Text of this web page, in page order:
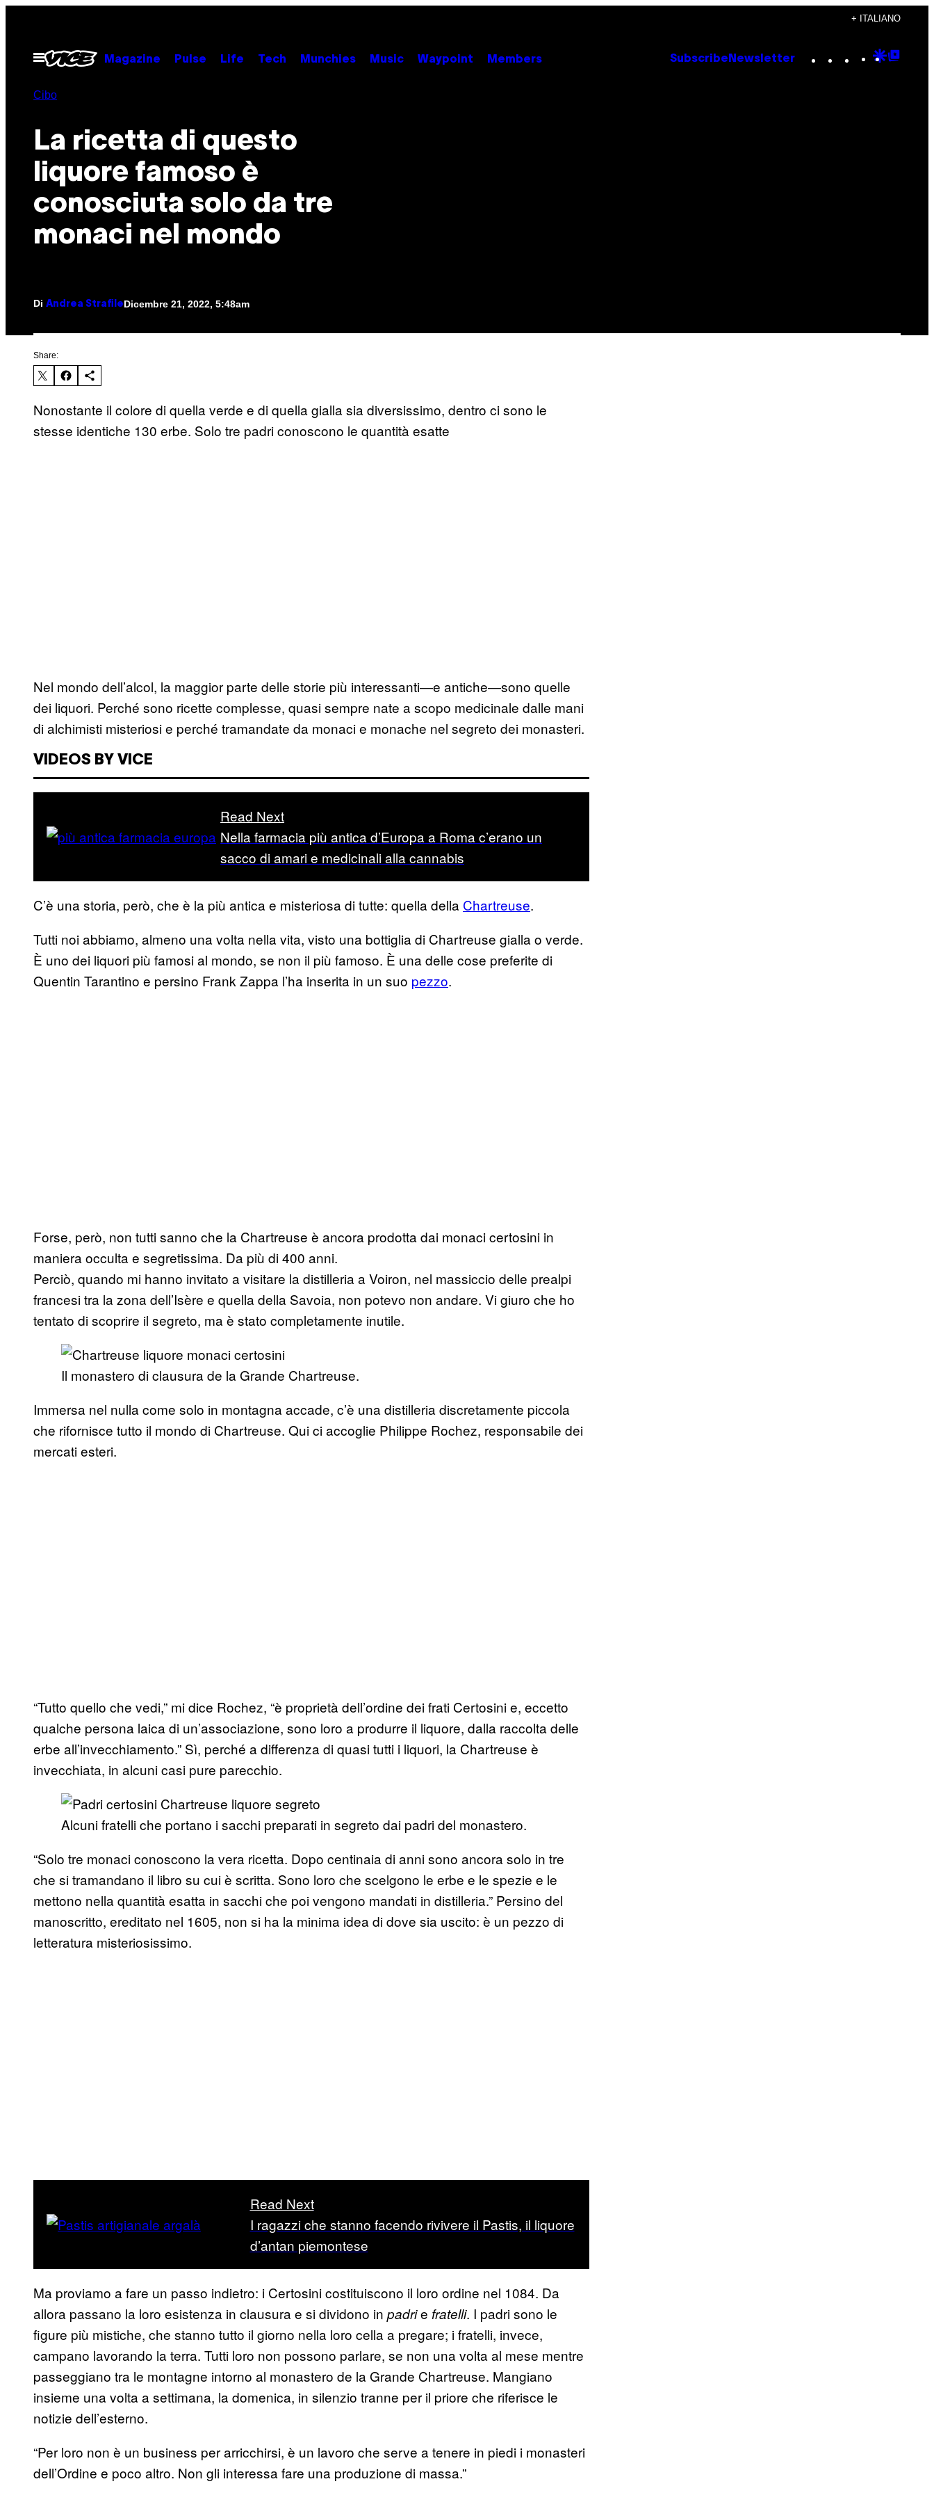
contenuto
+ ITALIANO
Apri
Magazine Pulse Life Tech Munchies Music Waypoint Members Subscribe Newsletter Instagram
TikTok
YouTube
Google
Cibo
La ricetta di questo
liquore famoso è
conosciuta solo da tre
monaci nel mondo
Di Andrea StrafileDicembre 21, 2022, 5:48am
Share:
Nonostante il colore di quella verde e di quella gialla sia diversissimo, dentro ci sono le
stesse identiche 130 erbe. Solo tre padri conoscono le quantità esatte
Nel mondo dell’alcol, la maggior parte delle storie più interessanti—e antiche—sono quelle
dei liquori. Perché sono ricette complesse, quasi sempre nate a scopo medicinale dalle mani
di alchimisti misteriosi e perché tramandate da monaci e monache nel segreto dei monasteri.
VIDEOS BY VICE
Read Next
Nella farmacia più antica d’Europa a Roma c’erano un
sacco di amari e medicinali alla cannabis
C’è una storia, però, che è la più antica e misteriosa di tutte: quella della Chartreuse.
Tutti noi abbiamo, almeno una volta nella vita, visto una bottiglia di Chartreuse gialla o verde.
È uno dei liquori più famosi al mondo, se non il più famoso. È una delle cose preferite di
Quentin Tarantino e persino Frank Zappa l’ha inserita in un suo pezzo.
Forse, però, non tutti sanno che la Chartreuse è ancora prodotta dai monaci certosini in
maniera occulta e segretissima. Da più di 400 anni.
Perciò, quando mi hanno invitato a visitare la distilleria a Voiron, nel massiccio delle prealpi
francesi tra la zona dell’Isère e quella della Savoia, non potevo non andare. Vi giuro che ho
tentato di scoprire il segreto, ma è stato completamente inutile.
Il monastero di clausura de la Grande Chartreuse.
Immersa nel nulla come solo in montagna accade, c’è una distilleria discretamente piccola
che rifornisce tutto il mondo di Chartreuse. Qui ci accoglie Philippe Rochez, responsabile dei
mercati esteri.
“Tutto quello che vedi,” mi dice Rochez, “è proprietà dell’ordine dei frati Certosini e, eccetto
qualche persona laica di un’associazione, sono loro a produrre il liquore, dalla raccolta delle
erbe all’invecchiamento.” Sì, perché a differenza di quasi tutti i liquori, la Chartreuse è
invecchiata, in alcuni casi pure parecchio.
Alcuni fratelli che portano i sacchi preparati in segreto dai padri del monastero.
“Solo tre monaci conoscono la vera ricetta. Dopo centinaia di anni sono ancora solo in tre
che si tramandano il libro su cui è scritta. Sono loro che scelgono le erbe e le spezie e le
mettono nella quantità esatta in sacchi che poi vengono mandati in distilleria.” Persino del
manoscritto, ereditato nel 1605, non si ha la minima idea di dove sia uscito: è un pezzo di
letteratura misteriosissimo.
Read Next
I ragazzi che stanno facendo rivivere il Pastis, il liquore
d’antan piemontese
Ma proviamo a fare un passo indietro: i Certosini costituiscono il loro ordine nel 1084. Da
allora passano la loro esistenza in clausura e si dividono in padrie fratelli. I padri sono le
figure più mistiche, che stanno tutto il giorno nella loro cella a pregare; i fratelli, invece,
campano lavorando la terra. Tutti loro non possono parlare, se non una volta al mese mentre
passeggiano tra le montagne intorno al monastero de la Grande Chartreuse. Mangiano
insieme una volta a settimana, la domenica, in silenzio tranne per il priore che riferisce le
notizie dell’esterno.
“Per loro non è un business per arricchirsi, è un lavoro che serve a tenere in piedi i monasteri
dell’Ordine e poco altro. Non gli interessa fare una produzione di massa.”